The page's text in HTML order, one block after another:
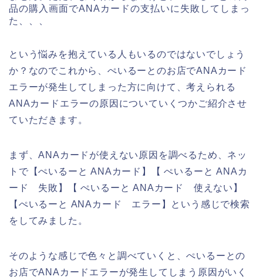
品の購入画面でANAカードの支払いに失敗してしまっ
た、、、
という悩みを抱えている人もいるのではないでしょう
か？なのでこれから、ぺいるーとのお店でANAカード
エラーが発生してしまった方に向けて、考えられる
ANAカードエラーの原因についていくつかご紹介させ
ていただきます。
まず、ANAカードが使えない原因を調べるため、ネッ
トで【ぺいるーと ANAカード】【 ぺいるーと ANAカ
ード 失敗】【 ぺいるーと ANAカード 使えない】
【ぺいるーと ANAカード エラー】という感じで検索
をしてみました。
そのような感じで色々と調べていくと、ぺいるーとの
お店でANAカードエラーが発生してしまう原因がいく